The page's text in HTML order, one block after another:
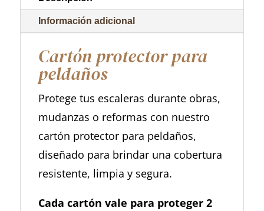
Información adicional
Cartón protector para
peldaños
Protege tus escaleras durante obras,
mudanzas o reformas con nuestro
cartón protector para peldaños,
diseñado para brindar una cobertura
resistente, limpia y segura.
Cada cartón vale para proteger 2